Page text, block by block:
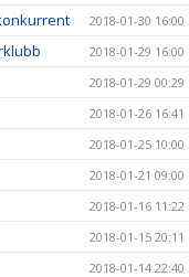
2018-01-30 16:00
2018-01-29 16:00
2018-01-29 00:29
2018-01-26 16:41
2018-01-25 10:00
2018-01-21 09:00
2018-01-16 11:22
2018-01-15 20:11
2018-01-14 22:40